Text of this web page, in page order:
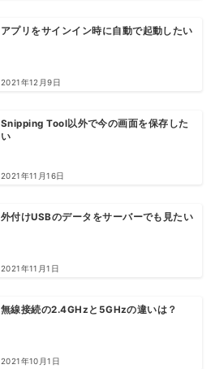
アプリをサインイン時に自動で起動したい
2021年12月9日
Snipping Tool以外で今の画面を保存した
い
2021年11月16日
外付けUSBのデータをサーバーでも見たい
2021年11月1日
無線接続の2.4GHzと5GHzの違いは？
2021年10月1日